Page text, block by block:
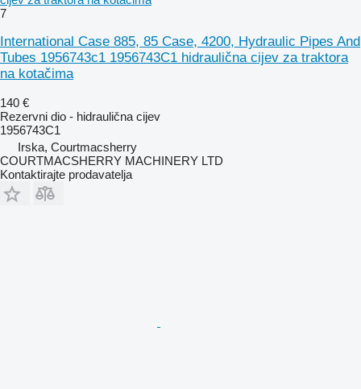
7
International Case 885, 85 Case, 4200, Hydraulic Pipes And
Tubes 1956743c1 1956743C1 hidraulična cijev za traktora
na kotačima
140 €
Rezervni dio - hidraulična cijev
1956743C1
Irska, Courtmacsherry
COURTMACSHERRY MACHINERY LTD
Kontaktirajte prodavatelja